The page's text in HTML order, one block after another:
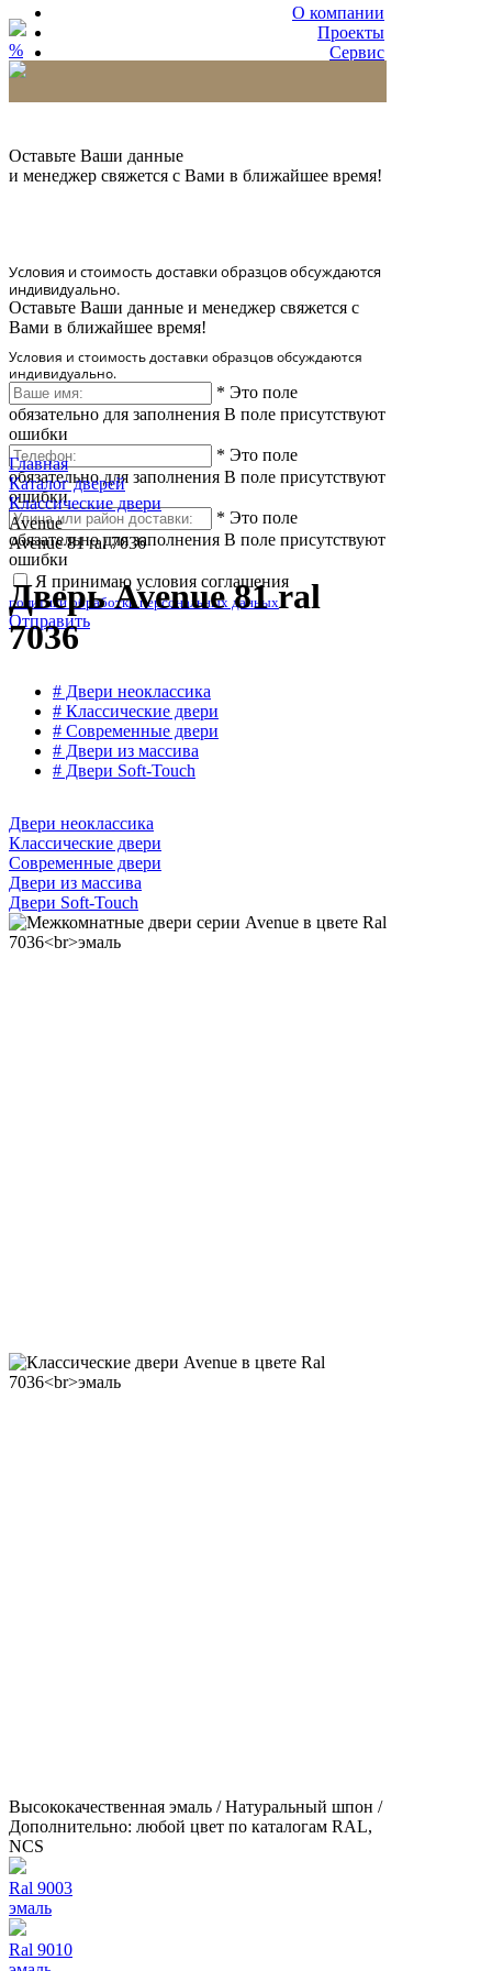
О компании
Проекты
Сервис
%
Оставьте Ваши данные
и менеджер свяжется с Вами в ближайшее время!
Условия и стоимость доставки образцов обсуждаются
индивидуально.
Оставьте Ваши данные и менеджер свяжется с
Вами в ближайшее время!
Условия и стоимость доставки образцов обсуждаются
индивидуально.
* Это поле
обязательно для заполнения В поле присутствуют
ошибки
* Это поле
обязательно для заполнения В поле присутствуют
ошибки
* Это поле
обязательно для заполнения В поле присутствуют
ошибки
Я принимаю условия соглашения
политики обработки персональных данных
Отправить
Главная
Каталог дверей
Классические двери
Avenue
Avenue 81 ral 7036
Дверь Avenue 81 ral
7036
# Двери неоклассика
# Классические двери
# Современные двери
# Двери из массива
# Двери Soft-Touch
Двери неоклассика
Классические двери
Современные двери
Двери из массива
Двери Soft-Touch
Высококачественная эмаль / Натуральный шпон /
Дополнительно: любой цвет по каталогам RAL,
NCS
Ral 9003
эмаль
Ral 9010